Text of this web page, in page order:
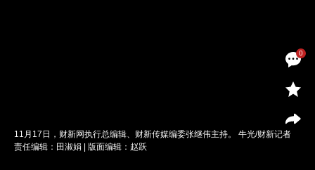
0
11月17日，财新网执行总编辑、财新传媒编委张继伟主持。 牛光/财新记者
责任编辑：田淑娟 | 版面编辑：赵跃